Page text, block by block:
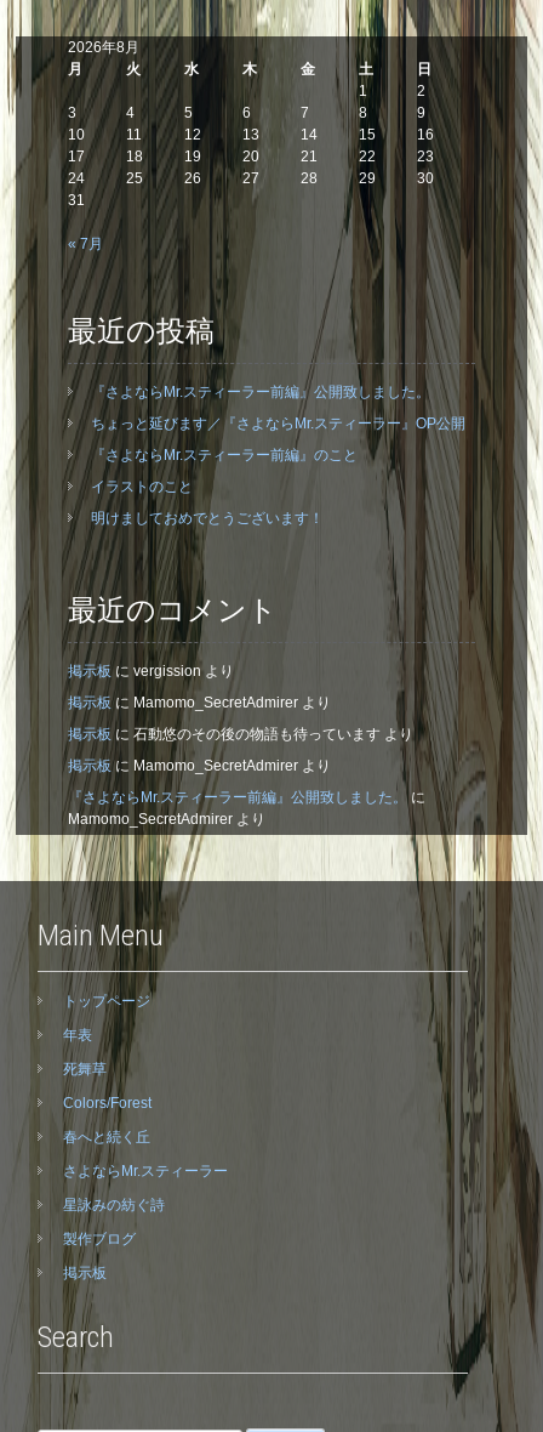
2026年8月
月
火 水 木 金 土
日
1
2
3
4 5 6 7 8
9
10
11 12 13 14 15
16
17
18 19 20 21 22
23
24
25 26 27 28 29
30
31
« 7月
最近の投稿
『さよならMr.スティーラー前編』公開致しました。
ちょっと延びます／『さよならMr.スティーラー』OP公開
『さよならMr.スティーラー前編』のこと
イラストのこと
明けましておめでとうございます！
最近のコメント
掲示板に vergission より
掲示板に Mamomo_SecretAdmirerより
掲示板 に 石動悠のその後の物語も待っています より
掲示板に Mamomo_SecretAdmirerより
『さよならMr.スティーラー前編』公開致しました。に
Mamomo_SecretAdmirerより
Main Menu
トップページ
年表
死舞草
Colors/Forest
春へと続く丘
さよならMr.スティーラー
星詠みの紡ぐ詩
製作ブログ
掲示板
Search